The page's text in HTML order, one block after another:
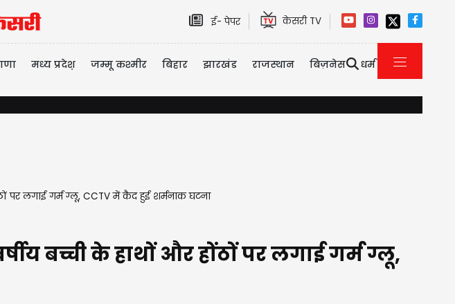
ई- पेपर केसरी TV
मध्य प्रदेश़ जम्मू कश्मीर बिहार झारखंड राजस्थान बिज़नेस धर्म
पर लगाई गर्म ग्लू, CCTV में कैद हुई शर्मनाक घटना
बच्ची के हाथों और होंठों पर लगाई गर्म ग्लू,